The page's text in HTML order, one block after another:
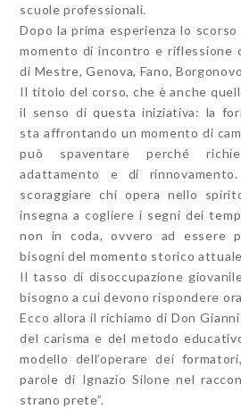
scuole professionali.
Dopo la prima esperienza lo
momento di incontro e riflessione
di Mestre, Genova, Fano,
Il titolo del corso, che è anche
il senso di questa iniziativa: la
sta affrontando un momento di
può spaventare perché
adattamento e di
scoraggiare chi opera nello
insegna a cogliere i segni dei
non in coda, ovvero ad essere
bisogni del momento storico
Il tasso di disoccupazione
bisogno a cui devono rispondere
Ecco allora il richiamo di Don
del carisma e del metodo
modello dell’operare dei
parole di Ignazio Silone nel
strano prete”.